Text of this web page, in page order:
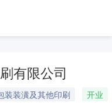
有限公司
装装潢及其他印刷
开业